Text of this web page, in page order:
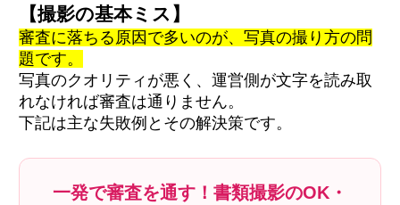
【撮影の基本ミス】
審査に落ちる原因で多いのが、写真の撮り方の問
題です。
写真のクオリティが悪く、運営側が文字を読み取
れなければ審査は通りません。
下記は主な失敗例とその解決策です。
一発で審査を通す！書類撮影のOK・